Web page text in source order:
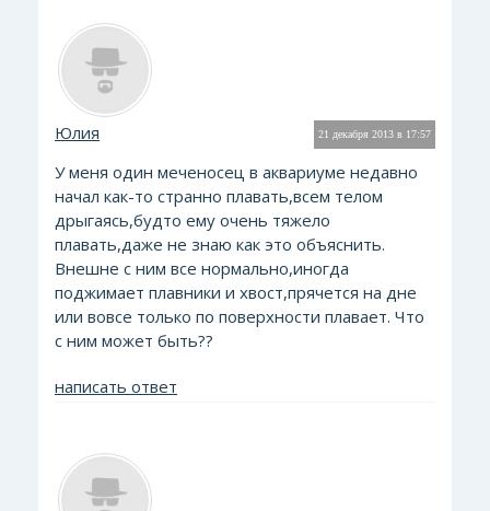
21 декабря 2013 в 17:57
Юлия
У меня один меченосец в аквариуме недавно
начал как-то странно плавать,всем телом
дрыгаясь,будто ему очень тяжело
плавать,даже не знаю как это объяснить.
Внешне с ним все нормально,иногда
поджимает плавники и хвост,прячется на дне
или вовсе только по поверхности плавает. Что
с ним может быть??
написать ответ